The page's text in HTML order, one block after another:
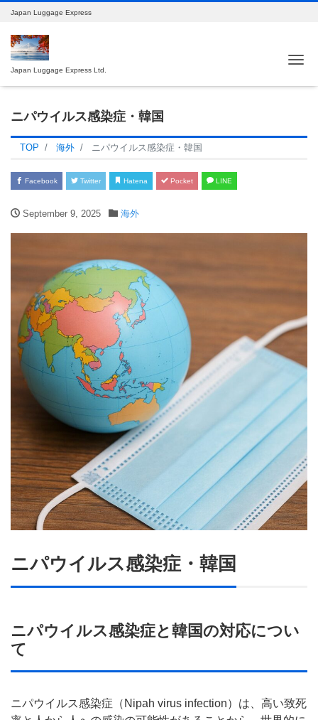
Japan Luggage Express
Japan Luggage Express Ltd.
ニパウイルス感染症・韓国
TOP 海外 ニパウイルス感染症・韓国
Facebook Twitter Hatena Pocket LINE
September 9, 2025 海外
ニパウイルス感染症・韓国
ニパウイルス感染症と韓国の対応につい
て
ニパウイルス感染症（Nipah virus infection）は、高い致死